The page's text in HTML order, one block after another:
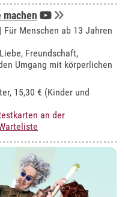
machen
Menschen ab 13 Jahren
Freundschaft,
Umgang mit körperlichen
, 15,30 € (Kinder und
an der